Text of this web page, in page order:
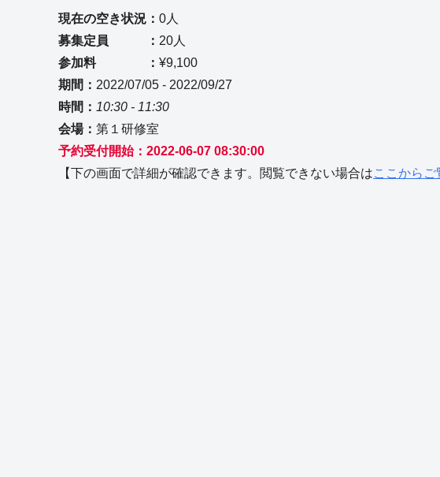
現在の空き状況： 0人
募集定員 ： 20人
参加料 ： ¥9,100
期間： 2022/07/05 - 2022/09/27
時間： 10:30 - 11:30
会場： 第１研修室
予約受付開始：2022-06-07 08:30:00
【下の画面で詳細が確認できます。閲覧できない場合はここからご